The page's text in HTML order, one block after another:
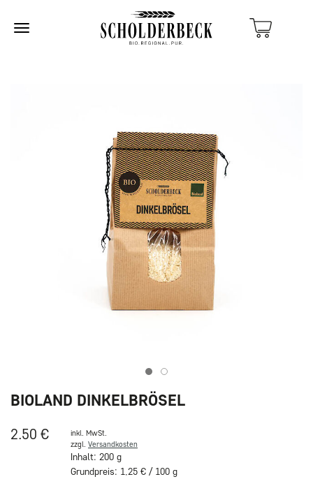
Item 1
BIOLAND DINKELBRÖSEL
2.50 €
inkl. MwSt.
zzgl. Versandkosten
Inhalt: 200 g
Grundpreis: 1,25 € / 100 g